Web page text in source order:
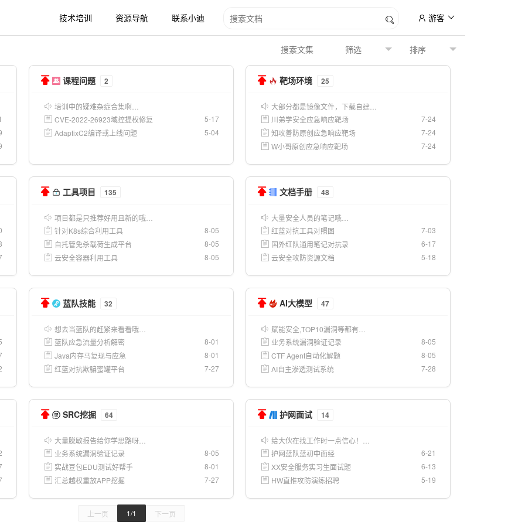
技术培训 资源导航 联系小迪 游客
课程问题 2
培训中的疑难杂症合集啊…
CVE-2022-26923域控提权修复
5-17
AdaptixC2编译或上线问题
5-04
靶场环境 25
大部分都是镜像文件，下载自建…
川弟学安全应急响应靶场
7-24
知攻善防原创应急响应靶场
7-24
W小哥原创应急响应靶场
7-24
工具项目 135
项目都是只推荐好用且新的哦…
针对K8s综合利用工具
8-05
自托管免杀载荷生成平台
8-05
云安全容器利用工具
8-05
文档手册 48
大量安全人员的笔记哦…
红蓝对抗工具对照图
7-03
国外红队通用笔记对抗录
6-17
云安全攻防资源文档
5-18
蓝队技能 32
想去当蓝队的赶紧来看看哦…
蓝队应急流量分析解密
8-01
Java内存马复现与应急
8-01
红蓝对抗欺骗蜜罐平台
7-27
AI大模型 47
赋能安全,TOP10漏洞等都有…
业务系统漏洞验证记录
8-05
CTF Agent自动化解题
8-05
AI自主渗透测试系统
7-28
SRC挖掘 64
大量脱敏报告给你学思路呀…
业务系统漏洞验证记录
8-05
实战豆包EDU测试好帮手
8-01
汇总越权重放APP挖掘
7-27
护网面试 14
给大伙在找工作时一点信心！…
护网蓝队蓝初中面经
6-21
XX安全服务实习生面试题
6-13
HW直推攻防演练招聘
5-19
上一页 1/1 下一页